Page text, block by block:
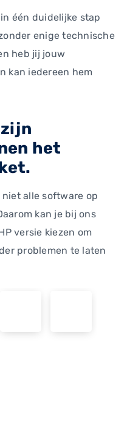
één duidelijke stap
enige technische
heb jij jouw
kan iedereen hem
het
alle software op
kan je bij ons
versie kiezen om
problemen te laten